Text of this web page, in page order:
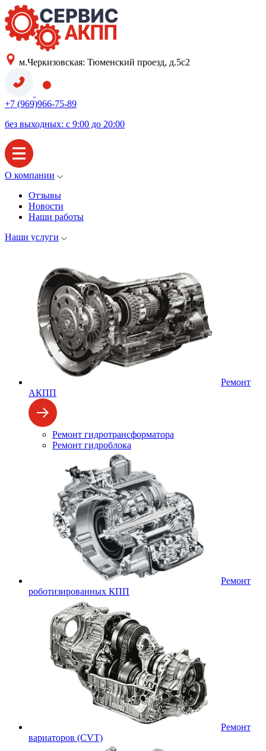
м.Черкизовская: Тюменский проезд, д.5с2
+7 (969)966-75-89
без выходных: с 9:00 до 20:00
О компании
Отзывы
Новости
Наши работы
Наши услуги
Ремонт
АКПП
Ремонт гидротрансформатора
Ремонт гидроблока
Ремонт
роботизированных КПП
Ремонт
вариаторов (CVT)